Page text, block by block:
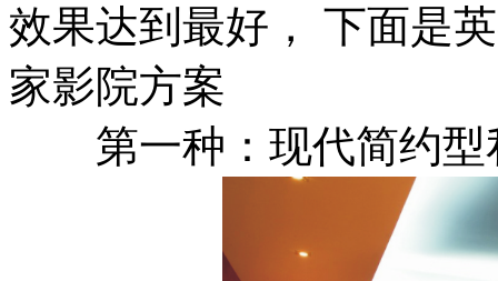
效果达到最好， 下面是
家影院方案
第一种：现代简约型